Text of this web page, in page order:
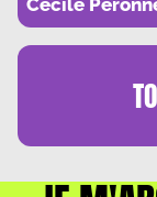
L’INVERSE
Cécile